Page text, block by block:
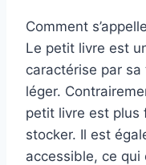
Comment
Le petit livre est
caractérise par
léger.
petit livre est plus
stocker. Il est
accessible, ce